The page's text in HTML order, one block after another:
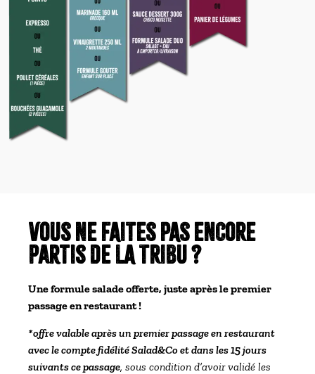
VOUS NE FAITES PAS ENCORE
partis de LA TRIBU ?
Une formule salade offerte, juste après le premier
passage en restaurant !
*offre valable après un premier passage en restaurant
avec le compte fidélité Salad&Co et dans les 15 jours
suivants ce passage, sous condition d’avoir validé les